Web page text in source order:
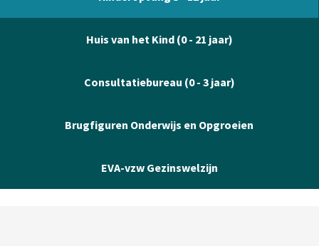
Huis van het Kind (0 - 21 jaar)
Consultatiebureau (0 - 3 jaar)
Brugfiguren Onderwijs en Opgroeien
EVA-vzw Gezinswelzijn